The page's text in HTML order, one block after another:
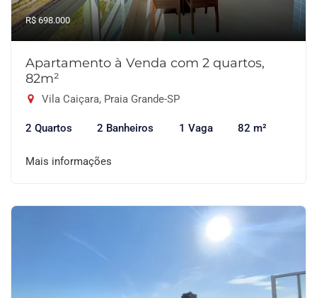
R$ 698.000
Apartamento à Venda com 2 quartos,
82m²
Vila Caiçara, Praia Grande-SP
2 Quartos 2 Banheiros 1 Vaga 82 m²
Mais informações